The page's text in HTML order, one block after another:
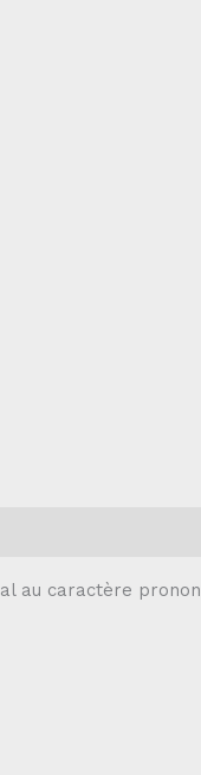
au caractère